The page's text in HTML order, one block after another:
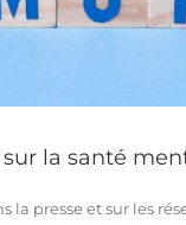
la santé
presse et sur les